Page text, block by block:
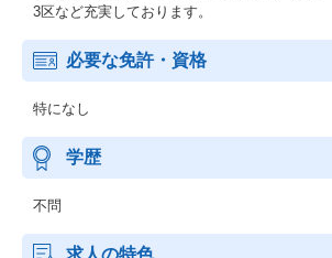
3区など充実しております。
必要な免許・資格
特になし
学歴
不問
求人の特色